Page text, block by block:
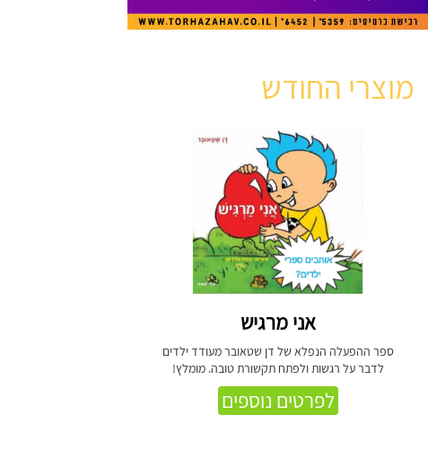
מוצרי החודש
אני מרגיש
ספר ההפעלה הנפלא של דן שטאובר מעודד ילדים
לדבר על רגשות ולפתח תקשורת טובה. מומלץ!
לפרטים נוספים